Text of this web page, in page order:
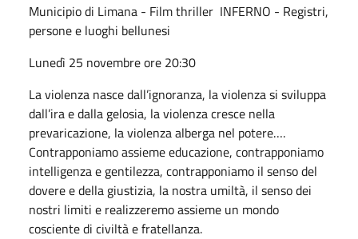
Municipio di Limana - Film thriller INFERNO - Registri,
persone e luoghi bellunesi
Lunedì 25 novembre ore 20:30
La violenza nasce dall’ignoranza, la violenza si sviluppa
dall’ira e dalla gelosia, la violenza cresce nella
prevaricazione, la violenza alberga nel potere….
Contrapponiamo assieme educazione, contrapponiamo
intelligenza e gentilezza, contrapponiamo il senso del
dovere e della giustizia, la nostra umiltà, il senso dei
nostri limiti e realizzeremo assieme un mondo
cosciente di civiltà e fratellanza.